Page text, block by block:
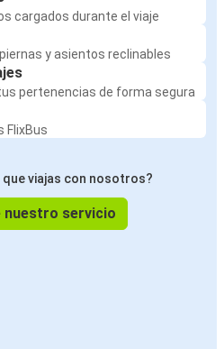
cargados durante el viaje
y asientos reclinables
pertenencias de forma segura
FlixBus
que viajas con nosotros?
nuestro servicio